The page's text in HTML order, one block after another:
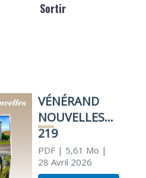
Sortir
VÉNÉRAND
NOUVELLES
219
PDF| 5,61 Mo |
28 Avril 2026